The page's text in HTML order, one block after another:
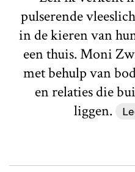
pulserende
in de kieren van
een thuis. Moni
met behulp van
en relaties die
liggen.